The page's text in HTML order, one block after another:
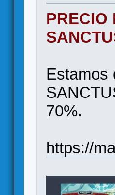
PRECIO
Estamos
70%.
https://